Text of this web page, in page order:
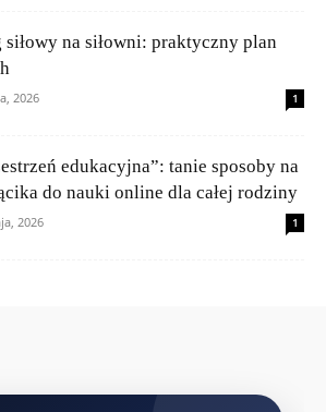
siłowy na siłowni: praktyczny plan
2026 1
edukacyjna”: tanie sposoby na
do nauki online dla całej rodziny
2026 1